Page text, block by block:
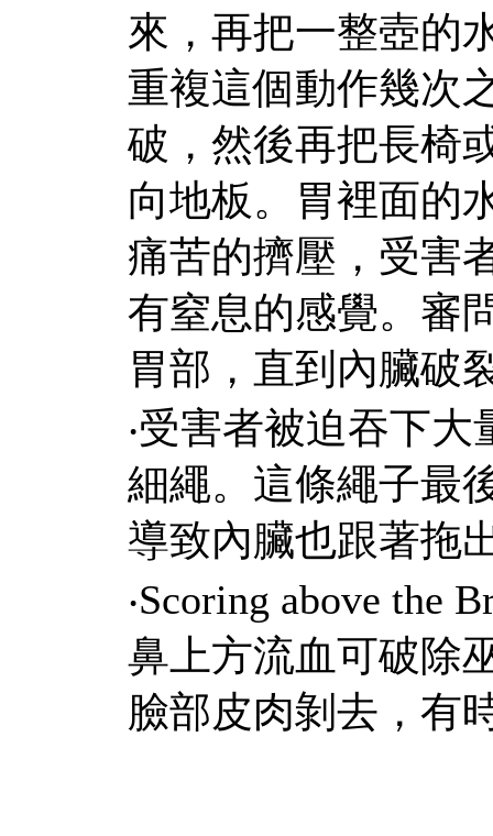
來，再把一整壺的
重複這個動作幾次
破，然後再把長椅
向地板。胃裡面的
痛苦的擠壓，受害
有窒息的感覺。審
胃部，直到內臟破
‧受害者被迫吞下大
細繩。這條繩子最
導致內臟也跟著拖
‧Scoring above the
鼻上方流血可破除
臉部皮肉剝去，有